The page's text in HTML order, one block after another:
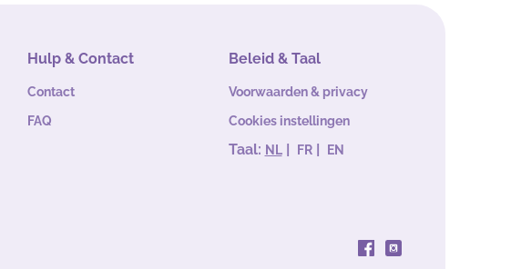
Hulp & Contact
Contact
FAQ
Beleid & Taal
Voorwaarden & privacy
Cookies instellingen
Taal: NL | FR | EN